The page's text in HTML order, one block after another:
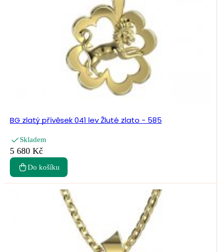
BG zlatý přívěsek 041 lev Žluté zlato - 585
Skladem
5 680 Kč
Do košíku